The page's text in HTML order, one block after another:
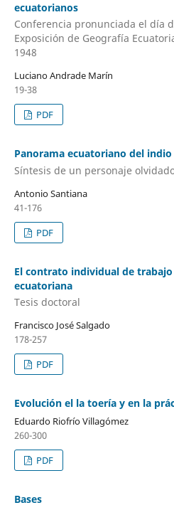
ecuatorianos
Conferencia pronunciada el día
Exposición de Geografía
1948
Luciano Andrade Marín
19-38
PDF
Panorama ecuatoriano del indio
Síntesis de un personaje
Antonio Santiana
41-176
PDF
El contrato individual de
ecuatoriana
Tesis doctoral
Francisco José Salgado
178-257
PDF
Evolución el la toería y en la
Eduardo Riofrío Villagómez
260-300
PDF
Bases